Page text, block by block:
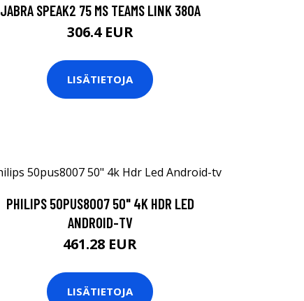
JABRA SPEAK2 75 MS TEAMS LINK 380A
306.4 EUR
LISÄTIETOJA
PHILIPS 50PUS8007 50" 4K HDR LED
ANDROID-TV
461.28 EUR
LISÄTIETOJA